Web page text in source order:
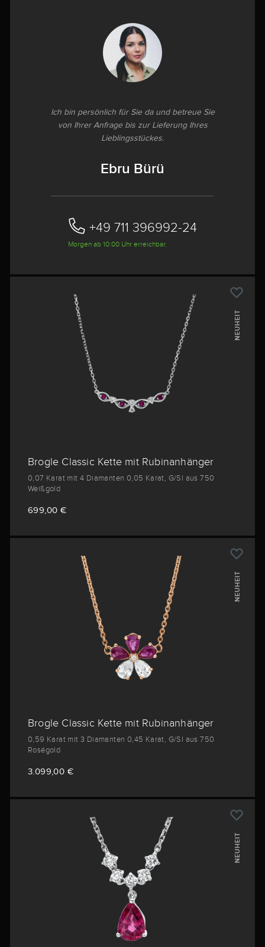
Ich bin persönlich für Sie da und betreue Sie
von Ihrer Anfrage bis zur Lieferung Ihres
Lieblingsstückes.
Ebru Bürü
+49 711 396992-24‬
Morgen ab 10:00 Uhr erreichbar.
NEUHEIT
Brogle Classic Kette mit Rubinanhänger
0,07 Karat mit 4 Diamanten 0,05 Karat, G/SI aus 750
Weißgold
699,00 €
NEUHEIT
Brogle Classic Kette mit Rubinanhänger
0,59 Karat mit 3 Diamanten 0,45 Karat, G/SI aus 750
Roségold
3.099,00 €
NEUHEIT